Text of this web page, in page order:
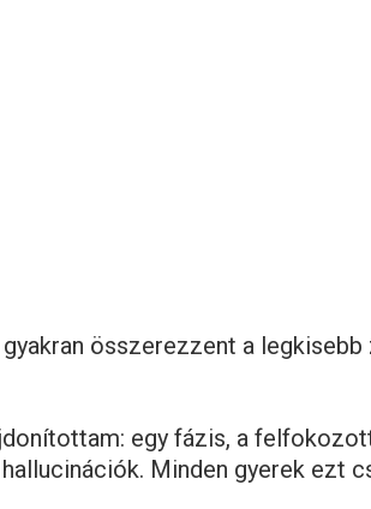
összerezzent a legkisebb
egy fázis, a
Minden gyerek ezt